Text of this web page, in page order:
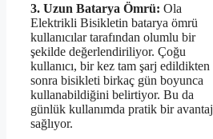
3. Uzun Batarya Ömrü: Ola
Elektrikli Bisikletin batarya ömrü
kullanıcılar tarafından olumlu bir
şekilde değerlendiriliyor. Çoğu
kullanıcı, bir kez tam şarj edildikten
sonra bisikleti birkaç gün boyunca
kullanabildiğini belirtiyor. Bu da
günlük kullanımda pratik bir avantaj
sağlıyor.